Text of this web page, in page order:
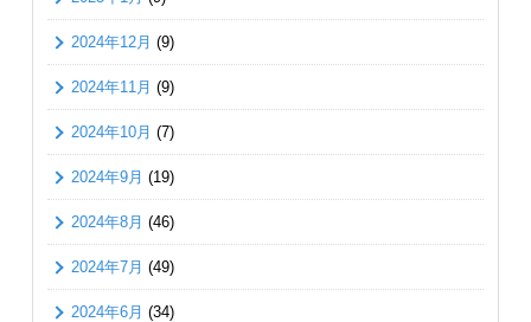
2024年12月 (9)
2024年11月 (9)
2024年10月 (7)
2024年9月 (19)
2024年8月 (46)
2024年7月 (49)
2024年6月 (34)